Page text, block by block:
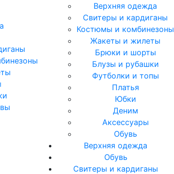
Верхняя одежда
Свитеры и кардиганы
Костюмы и комбинезоны
Жакеты и жилеты
Брюки и шорты
Блузы и рубашки
Футболки и топы
Платья
Юбки
Деним
Аксессуары
Обувь
Верхняя одежда
Обувь
Свитеры и кардиганы